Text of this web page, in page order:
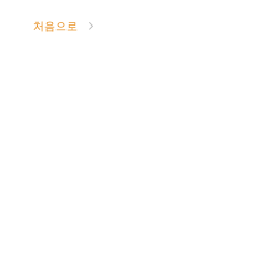
처음으로